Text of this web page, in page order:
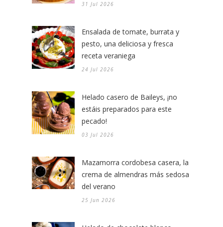
31 Jul 2026
Ensalada de tomate, burrata y
pesto, una deliciosa y fresca
receta veraniega
24 Jul 2026
Helado casero de Baileys, ¡no
estáis preparados para este
pecado!
03 Jul 2026
Mazamorra cordobesa casera, la
crema de almendras más sedosa
del verano
25 Jun 2026